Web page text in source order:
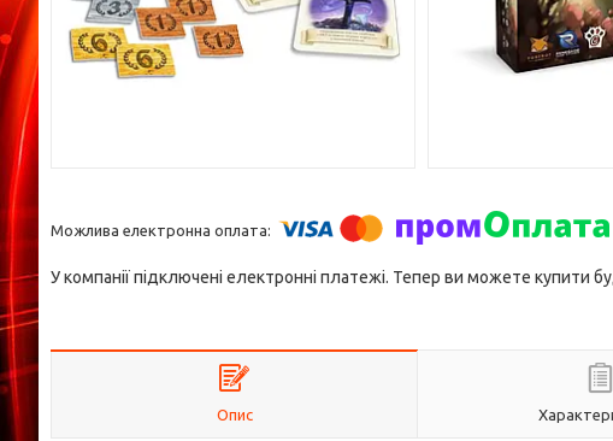
У компанії підключені електронні платежі. Тепер ви можете купити
Опис